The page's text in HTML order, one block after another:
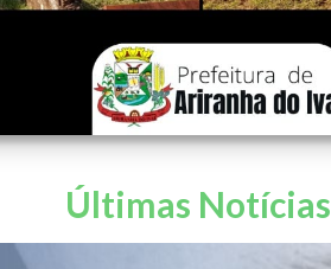
Últimas Notícias